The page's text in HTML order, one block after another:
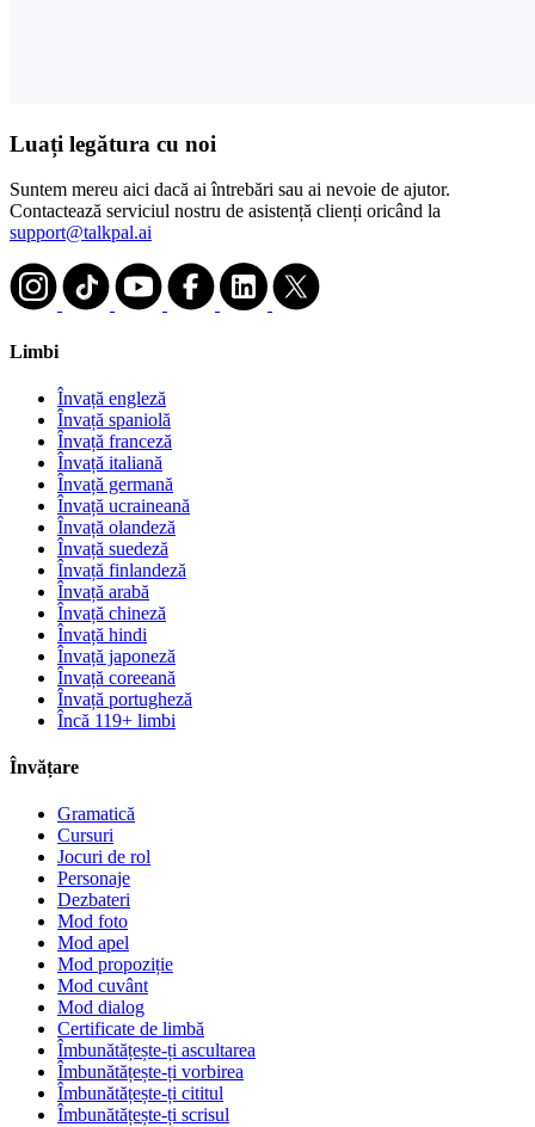
Luați legătura cu noi
Suntem mereu aici dacă ai întrebări sau ai nevoie de ajutor.
Contactează serviciul nostru de asistență clienți oricând la
support@talkpal.ai
Limbi
Învață engleză
Învață spaniolă
Învață franceză
Învață italiană
Învață germană
Învață ucraineană
Învață olandeză
Învață suedeză
Învață finlandeză
Învață arabă
Învață chineză
Învață hindi
Învață japoneză
Învață coreeană
Învață portugheză
Încă 119+ limbi
Învățare
Gramatică
Cursuri
Jocuri de rol
Personaje
Dezbateri
Mod foto
Mod apel
Mod propoziție
Mod cuvânt
Mod dialog
Certificate de limbă
Îmbunătățește-ți ascultarea
Îmbunătățește-ți vorbirea
Îmbunătățește-ți cititul
Îmbunătățește-ți scrisul